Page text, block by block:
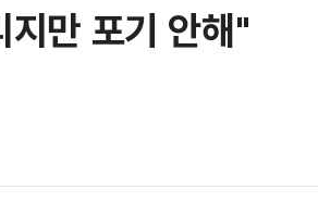
만 포기 안해"